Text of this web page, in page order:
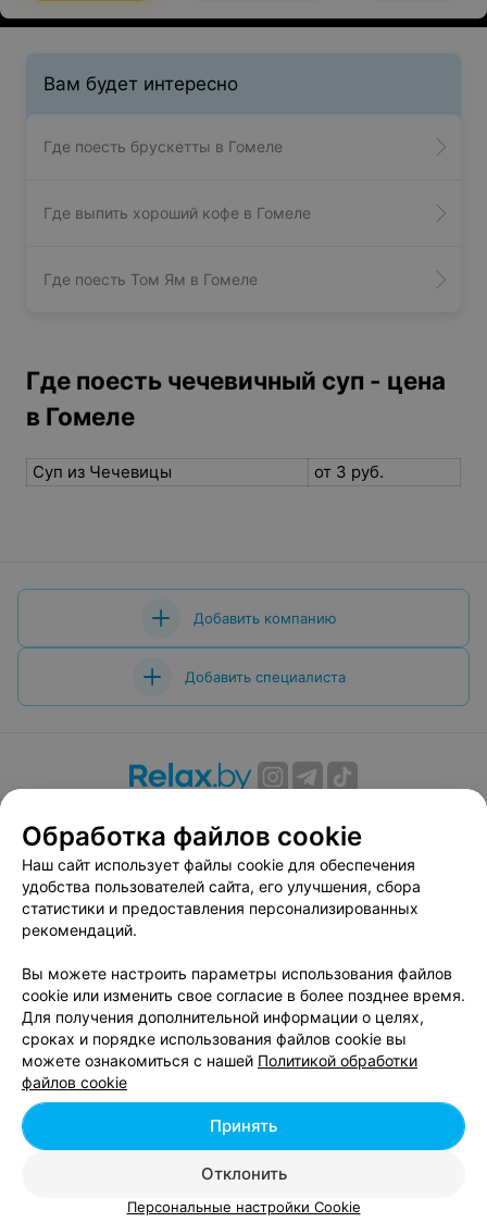
Вам будет интересно
Где поесть брускетты в Гомеле
Где выпить хороший кофе в Гомеле
Где поесть Том Ям в Гомеле
Где поесть чечевичный суп - цена
в Гомеле
Суп из Чечевицы от 3 руб.
Добавить компанию
Добавить специалиста
Вакансии
Публичный договор
Способы оплаты
Публичный договор по использованию сервиса
«Афиша»
Пользовательское соглашение
Связаться по вопросам сотрудничества
Написать руководителю relax.by
Персональные настройки cookie
Обработка персональных данных
| 220012, Республика Беларусь, г. Минск,
улица Толбухина, 2, пом. 16 | info@relax.by
Обработка файлов cookie
Наш сайт использует файлы cookie для обеспечения
удобства пользователей сайта, его улучшения, сбора
статистики и предоставления персонализированных
рекомендаций.
Вы можете настроить параметры использования файлов
cookie или изменить свое согласие в более позднее время.
Для получения дополнительной информации о целях,
сроках и порядке использования файлов cookie вы
можете ознакомиться с нашей Политикой обработки
файлов cookie
Отклонить
Принять
Персональные настройки Cookie